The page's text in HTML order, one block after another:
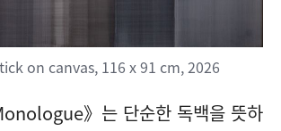
on canvas, 116 x 91 cm, 2026
》는 단순한 독백을 뜻하